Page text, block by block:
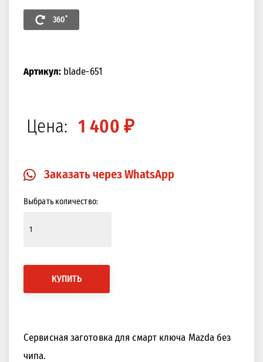
360˚
Артикул:blade-651
Цена: 1 400 ₽
Заказать через WhatsApp
Выбрать количество:
КУПИТЬ
Cервисная заготовка для смарт ключа Mazda без
чипа.